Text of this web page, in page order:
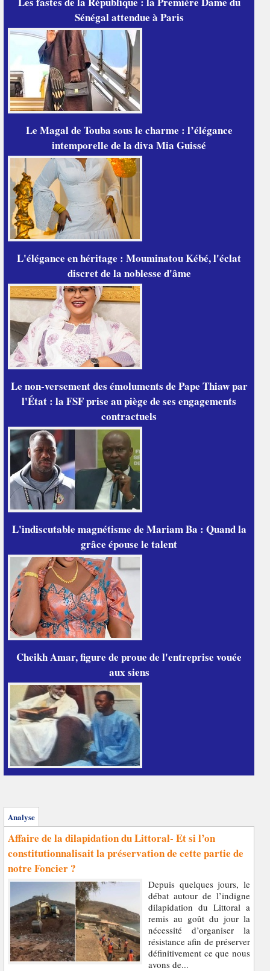
Sénégal attendue à Paris
Le Magal de Touba sous le charme : l’élégance
intemporelle de la diva Mia Guissé
L'élégance en héritage : Mouminatou Kébé, l'éclat
discret de la noblesse d'âme
Le non-versement des émoluments de Pape Thiaw par
l'État : la FSF prise au piège de ses engagements
contractuels
L'indiscutable magnétisme de Mariam Ba : Quand la
grâce épouse le talent
Cheikh Amar, figure de proue de l'entreprise vouée
aux siens
Analyse
Affaire de la dilapidation du Littoral- Et si l’on
constitutionnalisait la préservation de cette partie de
notre Foncier ?
Depuis quelques jours, le
débat autour de l’indigne
dilapidation du Littoral a
remis au goût du jour la
nécessité d’organiser la
résistance afin de préserver
définitivement ce que nous
avons de...